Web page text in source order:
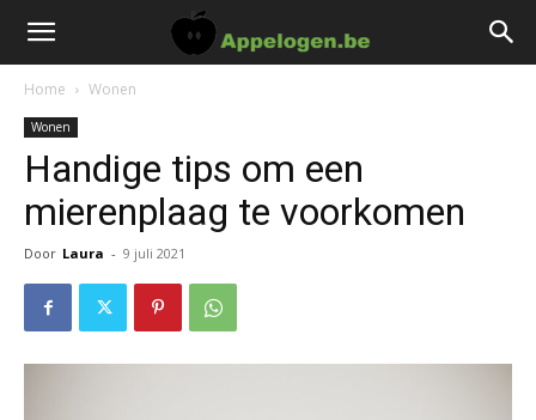
Home Wonen
Wonen
Handige tips om een
mierenplaag te voorkomen
Door Laura - 9 juli 2021